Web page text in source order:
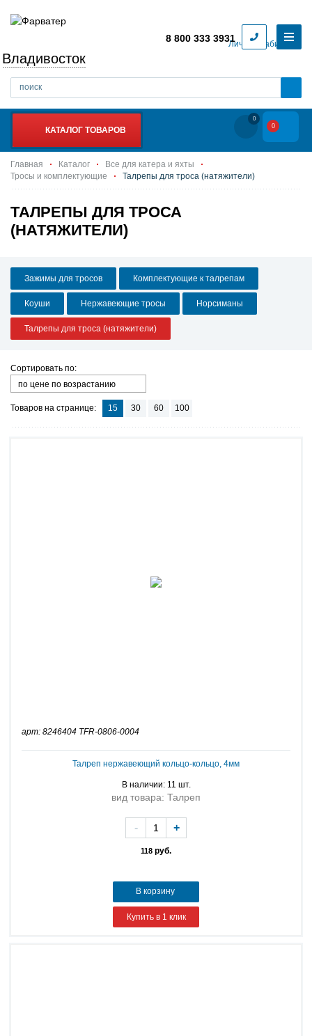
Личный кабинет
Владивосток
8 800 333 3931
КАТАЛОГ ТОВАРОВ
0
0
Главная Каталог
Все для катера и яхты
Тросы и комплектующие
Талрепы для троса (натяжители)
ТАЛРЕПЫ ДЛЯ ТРОСА
(НАТЯЖИТЕЛИ)
Зажимы для тросов Комплектующие к талрепам
Коуши Нержавеющие тросы Норсиманы
Талрепы для троса (натяжители)
Сортировать по:
по цене по возрастанию
Товаров на странице: 15 30 60 100
арт: 8246404 TFR-0806-0004
Талреп нержавеющий кольцо-кольцо, 4мм
В наличии: 11 шт.
вид товара: Талреп
118 руб.
- +
В корзину
Купить в 1 клик